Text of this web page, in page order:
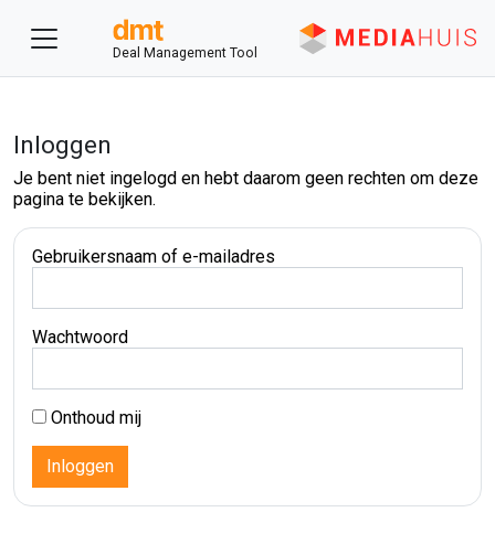
Deal Management Tool
Inloggen
Je bent niet ingelogd en hebt daarom geen rechten om deze
pagina te bekijken.
Gebruikersnaam of e-mailadres
Wachtwoord
Onthoud mij